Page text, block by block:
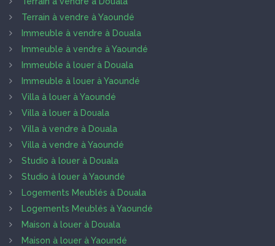
Terrain à vendre à Yaoundé
Immeuble à vendre à Douala
Immeuble à vendre à Yaoundé
Immeuble à louer à Douala
Immeuble à louer à Yaoundé
Villa à louer à Yaoundé
Villa à louer à Douala
Villa à vendre à Douala
Villa à vendre à Yaoundé
Studio à louer à Douala
Studio à louer à Yaoundé
Logements Meublés à Douala
Logements Meublés à Yaoundé
Maison à louer à Douala
Maison à louer à Yaoundé